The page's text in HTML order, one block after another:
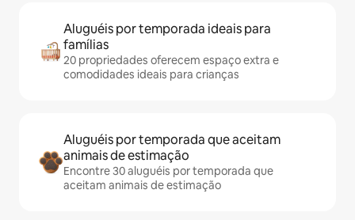
Aluguéis por temporada ideais para
famílias
20 propriedades oferecem espaço extra e
comodidades ideais para crianças
Aluguéis por temporada que aceitam
animais de estimação
Encontre 30 aluguéis por temporada que
aceitam animais de estimação